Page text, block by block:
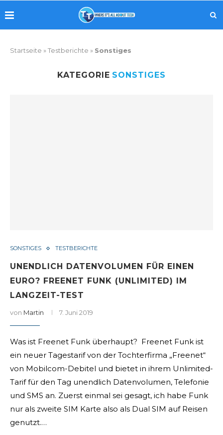
Startseite »Testberichte » Sonstiges
KATEGORIE SONSTIGES
SONSTIGES TESTBERICHTE
UNENDLICH DATENVOLUMEN FÜR EINEN
EURO? FREENET FUNK (UNLIMITED) IM
LANGZEIT-TEST
von Martin 7. Juni 2019
Was ist Freenet Funk überhaupt? Freenet Funk ist
ein neuer Tagestarif von der Tochterfirma „Freenet“
von Mobilcom-Debitel und bietet in ihrem Unlimited-
Tarif für den Tag unendlich Datenvolumen, Telefonie
und SMS an. Zuerst einmal sei gesagt, ich habe Funk
nur als zweite SIM Karte also als Dual SIM auf Reisen
genutzt.…